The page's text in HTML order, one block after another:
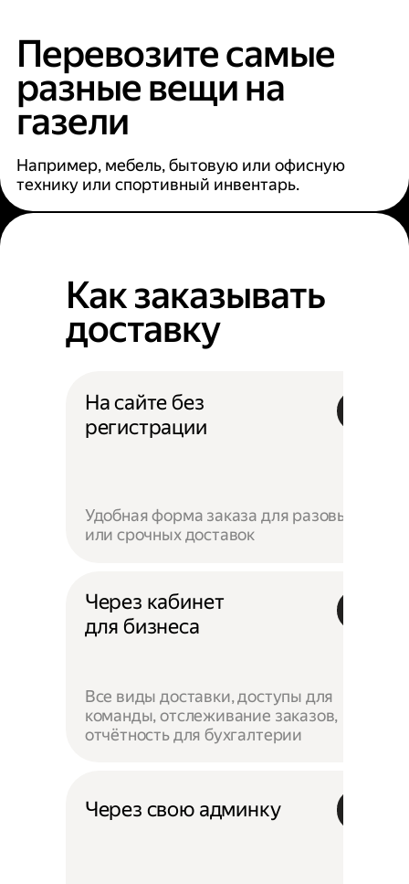
Перевозите самые
разные вещи на
газели
Например, мебель, бытовую или офисную
технику или спортивный инвентарь.
Как заказывать
доставку
На сайте без
регистрации
Удобная форма заказа для разовых
или срочных доставок
Через кабинет
для бизнеса
Все виды доставки, доступы для
команды, отслеживание заказов,
отчётность для бухгалтерии
Через свою админку